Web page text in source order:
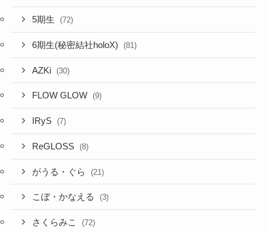
5期生 (72)
6期生(秘密結社holoX) (81)
AZKi (30)
FLOW GLOW (9)
IRyS (7)
ReGLOSS (8)
がうる・ぐら (21)
こぼ・かなえる (3)
さくらみこ (72)